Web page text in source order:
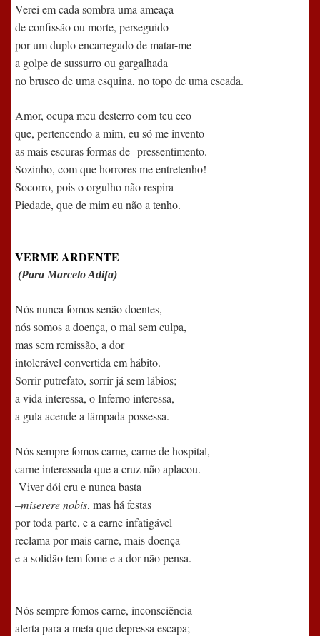
Verei em cada sombra uma ameaça
de confissão ou morte, perseguido
por um duplo encarregado de matar-me
a golpe de sussurro ou gargalhada
no brusco de uma esquina, no topo de uma escada.
Amor, ocupa meu desterro com teu eco
que, pertencendo a mim, eu só me invento
as mais escuras formas de pressentimento.
Sozinho, com que horrores me entretenho!
Socorro, pois o orgulho não respira
Piedade, que de mim eu não a tenho.
VERME ARDENTE
(Para Marcelo Adifa)
Nós nunca fomos senão doentes,
nós somos a doença, o mal sem culpa,
mas sem remissão, a dor
intolerável convertida em hábito.
Sorrir putrefato, sorrir já sem lábios;
a vida interessa, o Inferno interessa,
a gula acende a lâmpada possessa.
Nós sempre fomos carne, carne de hospital,
carne interessada que a cruz não aplacou.
Viver dói cru e nunca basta
–miserere nobis, mas há festas
por toda parte, e a carne infatigável
reclama por mais carne, mais doença
e a solidão tem fome e a dor não pensa.
Nós sempre fomos carne, inconsciência
alerta para a meta que depressa escapa;